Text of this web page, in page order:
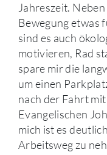
Jahreszeit.
Bewegung etwas
sind es auch
motivieren, Rad
spare mir die
um einen
nach der Fahrt
Evangelischen
mich ist es
Arbeitsweg zu